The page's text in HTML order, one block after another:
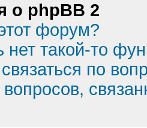
о phpBB 2
форум?
нет такой-то
по
вопросов,